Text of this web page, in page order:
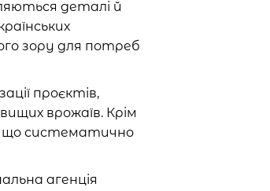
деталі й
зору для потреб
проєктів,
врожаїв. Крім
що систематично
агенція